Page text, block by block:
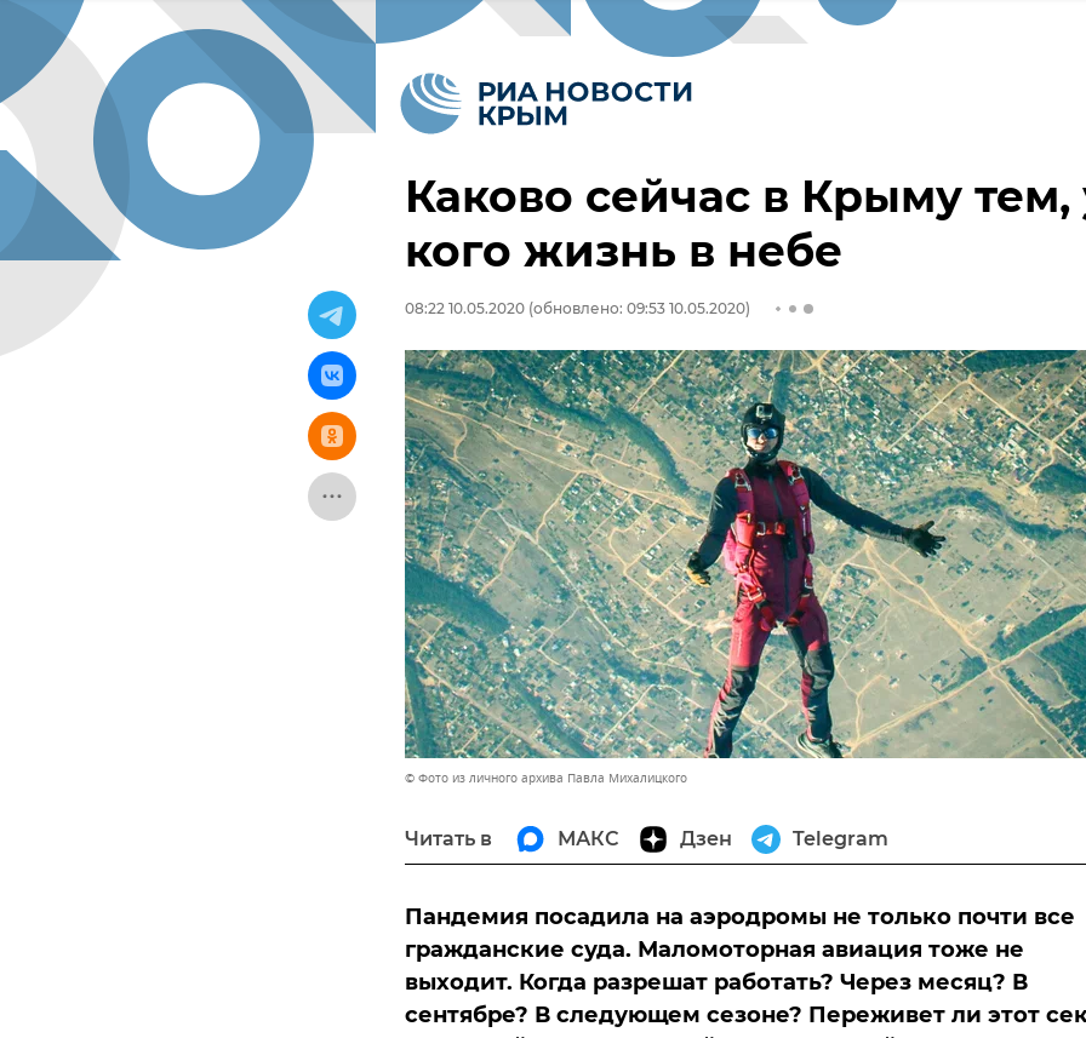
Каково сейчас в Крыму тем,
кого жизнь в небе
08:22 10.05.2020 (обновлено: 09:53 10.05.2020)
© Фото из личного архива Павла Михалицкого
Читать в МАКС Дзен Telegram
Пандемия посадила на аэродромы не только почти все
гражданские суда. Маломоторная авиация тоже не
выходит. Когда разрешат работать? Через месяц? В
сентябре? В следующем сезоне? Переживет ли этот